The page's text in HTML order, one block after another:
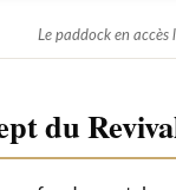
Le paddock en accès
du